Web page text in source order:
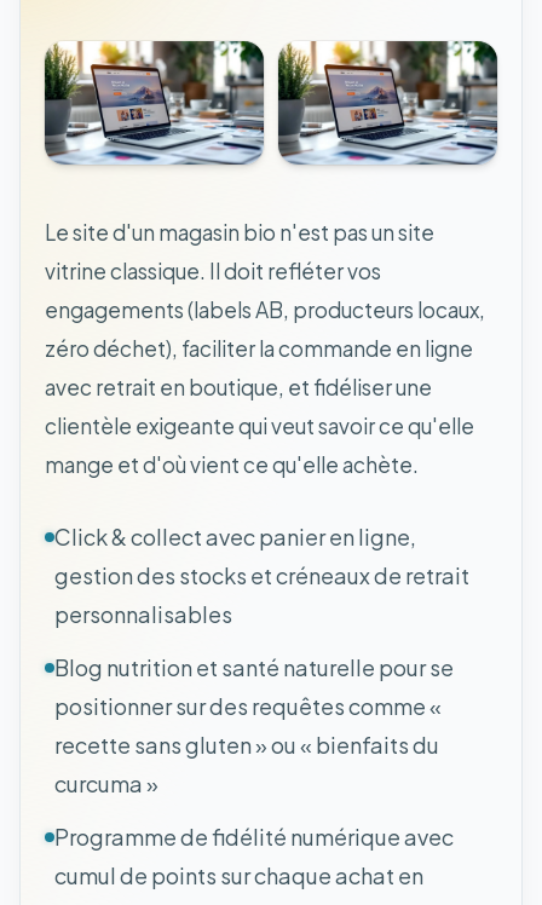
Le site d'un magasin bio n'est pas un site
vitrine classique. Il doit refléter vos
engagements (labels AB, producteurs locaux,
zéro déchet), faciliter la commande en ligne
avec retrait en boutique, et fidéliser une
clientèle exigeante qui veut savoir ce qu'elle
mange et d'où vient ce qu'elle achète.
Click & collect avec panier en ligne,
gestion des stocks et créneaux de retrait
personnalisables
Blog nutrition et santé naturelle pour se
positionner sur des requêtes comme «
recette sans gluten » ou « bienfaits du
curcuma »
Programme de fidélité numérique avec
cumul de points sur chaque achat en